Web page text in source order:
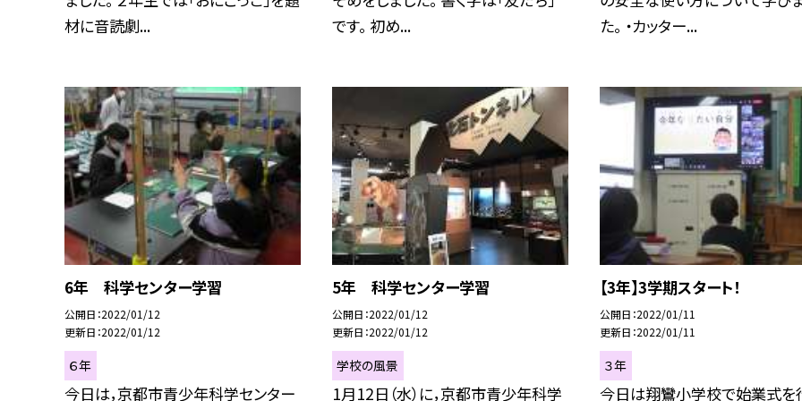
材に音読劇...
です。 初め...
た。 ・カッター...
6年 科学センター学習
公開日 2022/01/12
更新日 2022/01/12
６年
今日は，京都市青少年科学センター
5年 科学センター学習
公開日 2022/01/12
更新日 2022/01/12
学校の風景
1月12日（水）に，京都市青少年科学
【3年】3学期スタート！
公開日 2022/01/11
更新日 2022/01/11
３年
今日は翔鸞小学校で始業式を